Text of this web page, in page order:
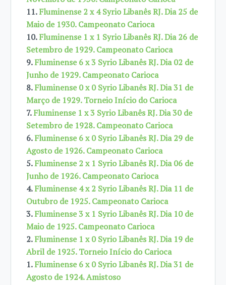
11.Fluminense 2 x 4 Syrio Libanês RJ. Dia 25 de
Maio de 1930. Campeonato Carioca
10.Fluminense 1 x 1 Syrio Libanês RJ. Dia 26 de
Setembro de 1929. Campeonato Carioca
9.Fluminense 6 x 3 Syrio Libanês RJ. Dia 02 de
Junho de 1929. Campeonato Carioca
8.Fluminense 0 x 0 Syrio Libanês RJ. Dia 31 de
Março de 1929. Torneio Início do Carioca
7.Fluminense 1 x 3 Syrio Libanês RJ. Dia 30 de
Setembro de 1928. Campeonato Carioca
6.Fluminense 6 x 0 Syrio Libanês RJ. Dia 29 de
Agosto de 1926. Campeonato Carioca
5.Fluminense 2 x 1 Syrio Libanês RJ. Dia 06 de
Junho de 1926. Campeonato Carioca
4.Fluminense 4 x 2 Syrio Libanês RJ. Dia 11 de
Outubro de 1925. Campeonato Carioca
3.Fluminense 3 x 1 Syrio Libanês RJ. Dia 10 de
Maio de 1925. Campeonato Carioca
2.Fluminense 1 x 0 Syrio Libanês RJ. Dia 19 de
Abril de 1925. Torneio Início do Carioca
1.Fluminense 6 x 0 Syrio Libanês RJ. Dia 31 de
Agosto de 1924. Amistoso